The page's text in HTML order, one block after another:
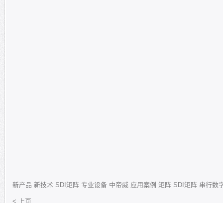
新产品 新技术 SDI矩阵 专业设备 中帝威 应用案例 矩阵 SDI矩阵 串行数
< 上页